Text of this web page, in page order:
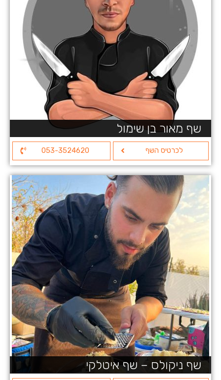
שף מאור בן שימול
לכרטיס השף 053-3524620
שף ניקולס – שף איטלקי